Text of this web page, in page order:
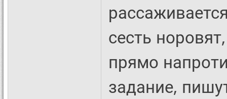
сесть
прямо
задание,